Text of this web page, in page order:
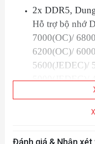
2x DDR5,
Hỗ trợ bộ nhớ
7000(OC)/
6200(OC)/
5600(JEDEC)/
5000(JEDEC)/
Hỗ trợ Intel®
Đánh giá & Nhận